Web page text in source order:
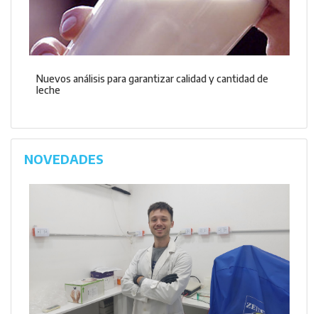
Nuevos análisis para garantizar calidad y cantidad de
leche
NOVEDADES